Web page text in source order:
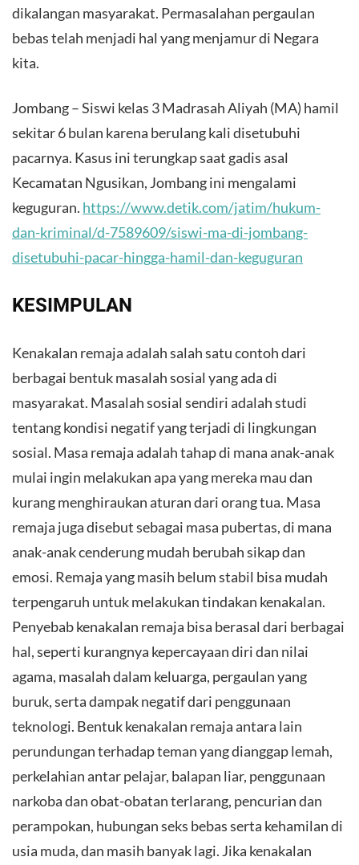
dikalangan masyarakat. Permasalahan pergaulan
bebas telah menjadi hal yang menjamur di Negara
kita.
Jombang – Siswi kelas 3 Madrasah Aliyah (MA) hamil
sekitar 6 bulan karena berulang kali disetubuhi
pacarnya. Kasus ini terungkap saat gadis asal
Kecamatan Ngusikan, Jombang ini mengalami
keguguran. https://www.detik.com/jatim/hukum-
dan-kriminal/d-7589609/siswi-ma-di-jombang-
disetubuhi-pacar-hingga-hamil-dan-keguguran
KESIMPULAN
Kenakalan remaja adalah salah satu contoh dari
berbagai bentuk masalah sosial yang ada di
masyarakat. Masalah sosial sendiri adalah studi
tentang kondisi negatif yang terjadi di lingkungan
sosial. Masa remaja adalah tahap di mana anak-anak
mulai ingin melakukan apa yang mereka mau dan
kurang menghiraukan aturan dari orang tua. Masa
remaja juga disebut sebagai masa pubertas, di mana
anak-anak cenderung mudah berubah sikap dan
emosi. Remaja yang masih belum stabil bisa mudah
terpengaruh untuk melakukan tindakan kenakalan.
Penyebab kenakalan remaja bisa berasal dari berbagai
hal, seperti kurangnya kepercayaan diri dan nilai
agama, masalah dalam keluarga, pergaulan yang
buruk, serta dampak negatif dari penggunaan
teknologi. Bentuk kenakalan remaja antara lain
perundungan terhadap teman yang dianggap lemah,
perkelahian antar pelajar, balapan liar, penggunaan
narkoba dan obat-obatan terlarang, pencurian dan
perampokan, hubungan seks bebas serta kehamilan di
usia muda, dan masih banyak lagi. Jika kenakalan